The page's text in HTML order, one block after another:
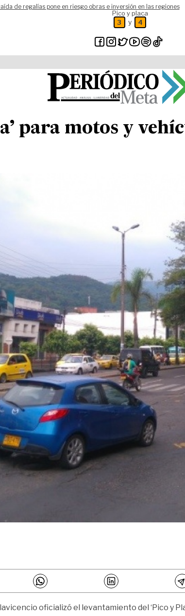
de regalías pone en riesgo obras e inversión en las regiones
Pico y placa
3 y 4
para motos y
oficializó el levantamiento del ‘Pico y